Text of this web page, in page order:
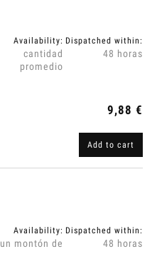
Availability:
cantidad
promedio
Dispatched within:
48 horas
9,88 €
Add to cart
Availability:
un montón de
Dispatched within:
48 horas